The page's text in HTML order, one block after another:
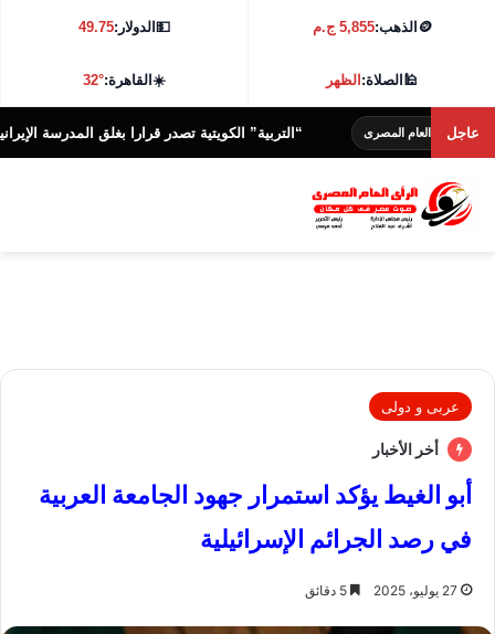
🪙 الذهب:5,855 ج.م 💵الدولار:49.75
🕌الصلاة:الظهر ☀️القاهرة:32°
عاجلالمصرى “التربية” الكويتية تصدر قرارا بغلق المدرسة الإيرانية الخاصة
عربى و دولى
أخر الأخبار
أبو الغيط يؤكد استمرار جهود الجامعة العربية
في رصد الجرائم الإسرائيلية
27 يوليو، 2025